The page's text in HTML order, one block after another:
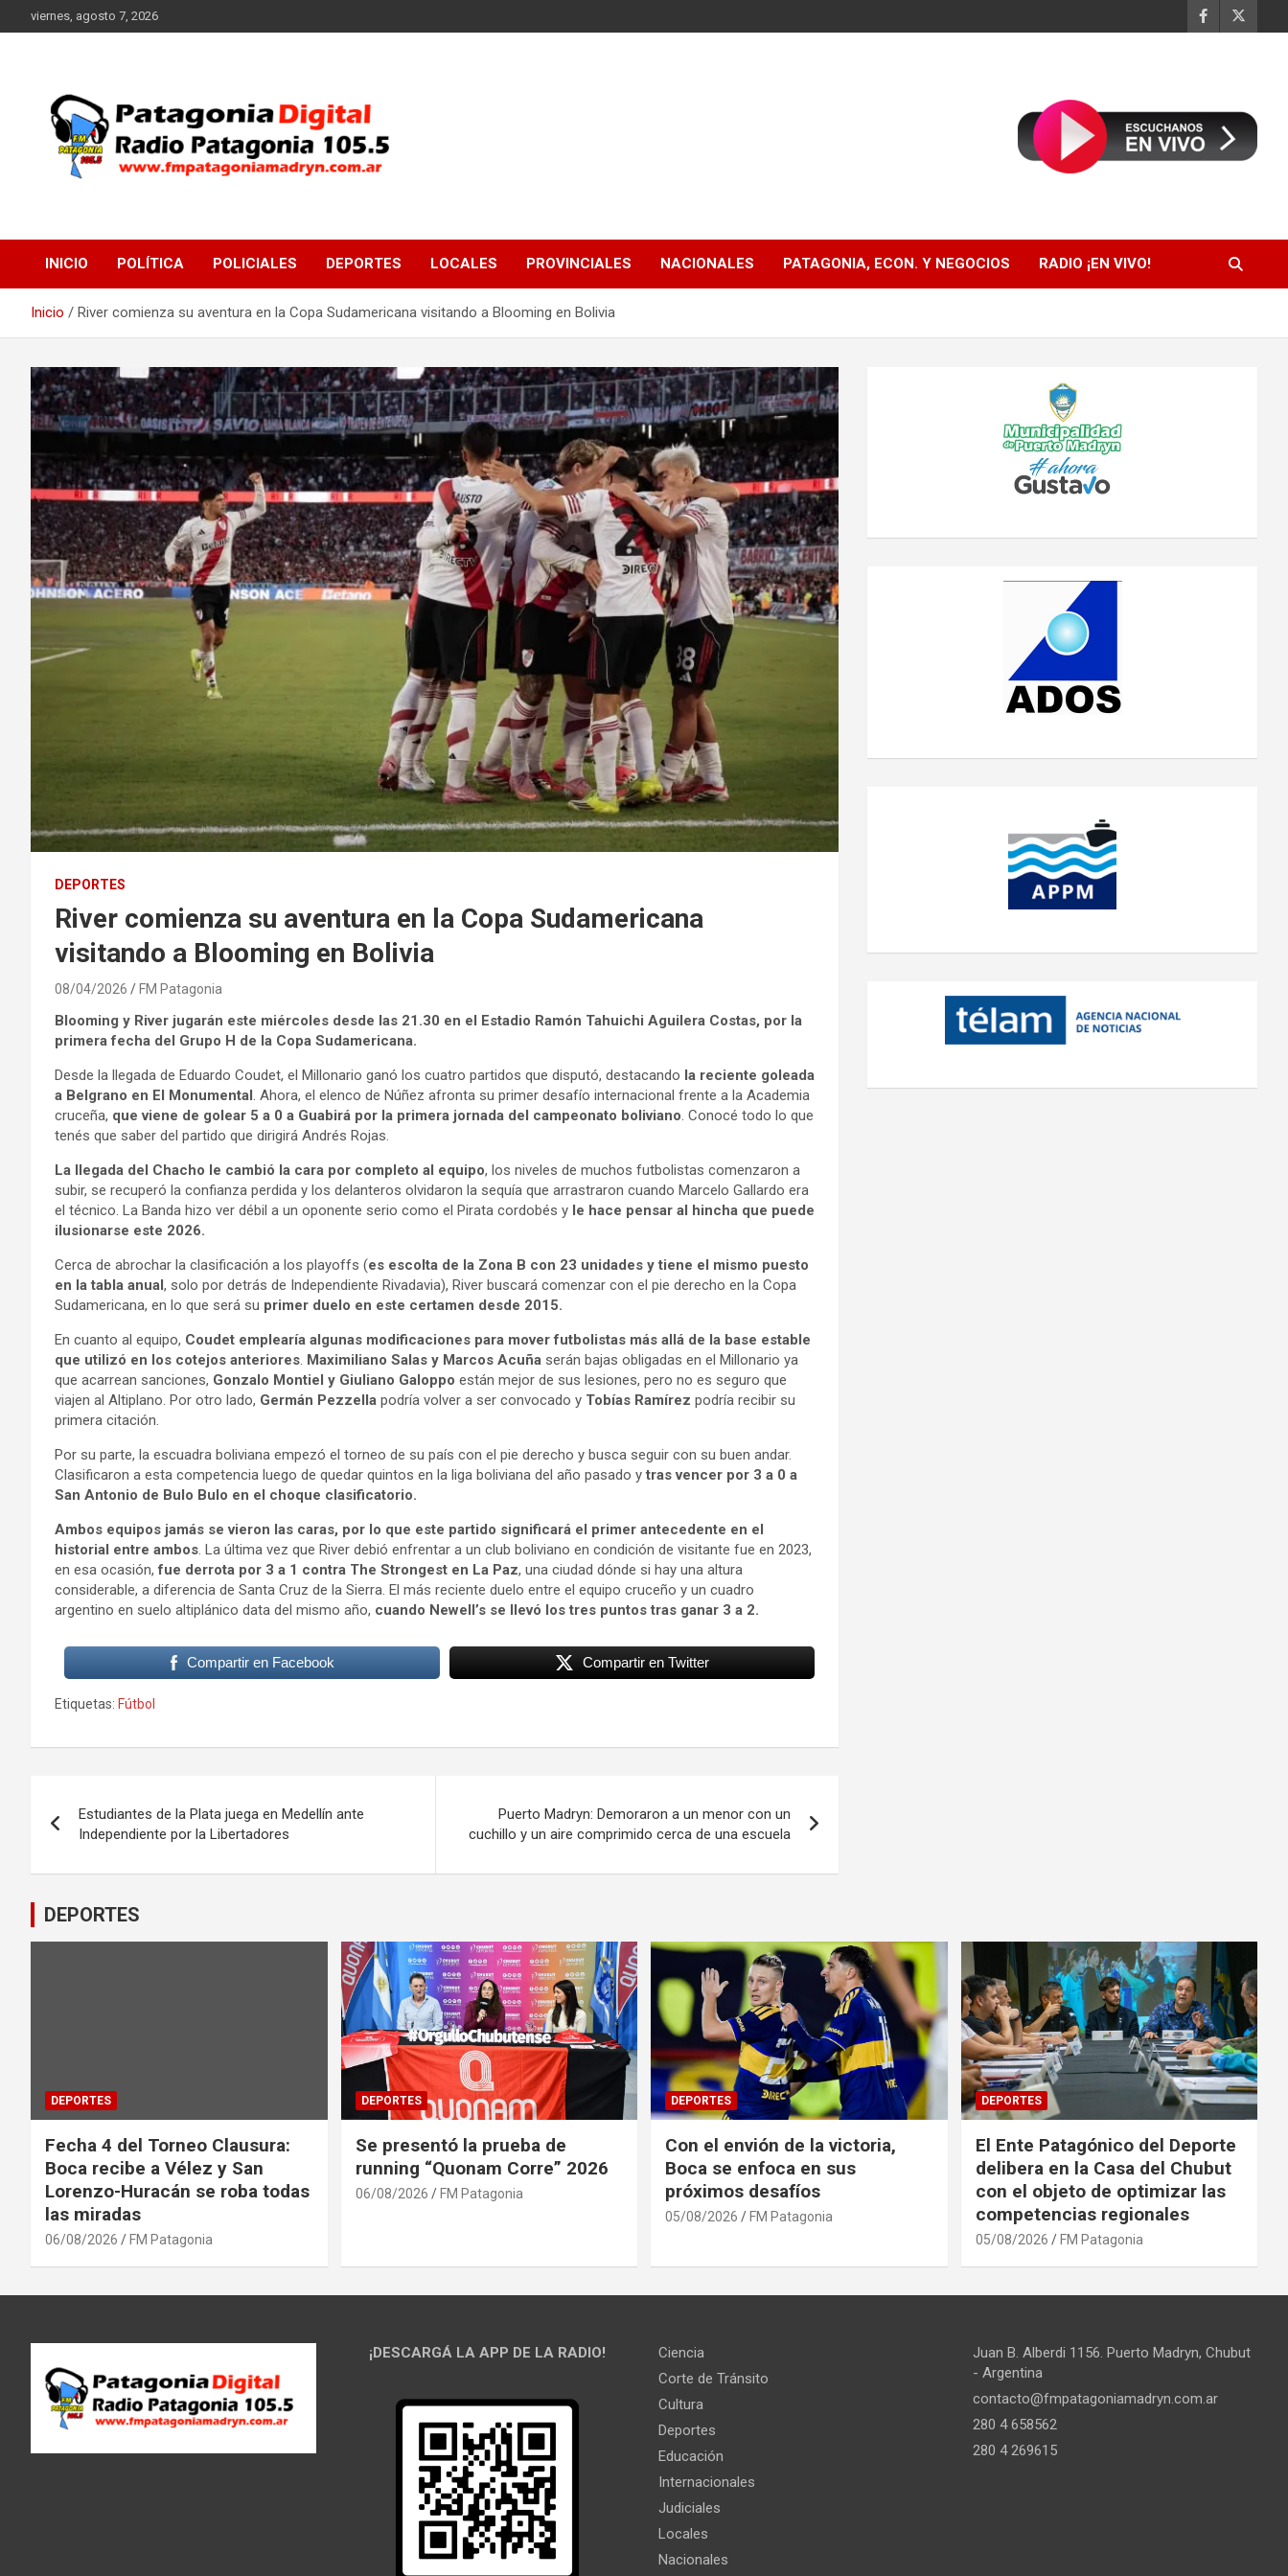
al
viernes, agosto 7, 2026
FM Patagonia Madryn
INICIO POLÍTICA POLICIALES DEPORTES LOCALES PROVINCIALES NACIONALES PATAGONIA, ECON. Y NEGOCIOS RADIO ¡EN VIVO!
Inicio River comienza su aventura en la Copa Sudamericana visitando a Blooming en Bolivia
DEPORTES
River comienza su aventura en la Copa Sudamericana
visitando a Blooming en Bolivia
08/04/2026 FM Patagonia
Blooming y River jugarán este miércoles desde las 21.30 en el Estadio Ramón Tahuichi Aguilera Costas, por la
primera fecha del Grupo H de la Copa Sudamericana.
Desde la llegada de Eduardo Coudet, el Millonario ganó los cuatro partidos que disputó, destacando la reciente goleada
a Belgrano en El Monumental . Ahora, el elenco de Núñez afronta su primer desafío internacional frente a la Academia
cruceña, que viene de golear 5 a 0 a Guabirá por la primera jornada del campeonato boliviano. Conocé todo lo que
tenés que saber del partido que dirigirá Andrés Rojas.
La llegada del Chacho le cambió la cara por completo al equipo, los niveles de muchos futbolistas comenzaron a
subir, se recuperó la confianza perdida y los delanteros olvidaron la sequía que arrastraron cuando Marcelo Gallardo era
el técnico. La Banda hizo ver débil a un oponente serio como el Pirata cordobés y le hace pensar al hincha que puede
ilusionarse este 2026.
Cerca de abrochar la clasificación a los playoffs (es escolta de la Zona B con 23 unidades y tiene el mismo puesto
en la tabla anual , solo por detrás de Independiente Rivadavia), River buscará comenzar con el pie derecho en la Copa
Sudamericana, en lo que será su primer duelo en este certamen desde 2015.
En cuanto al equipo, Coudet emplearía algunas modificaciones para mover futbolistas más allá de la base estable
que utilizó en los cotejos anteriores. Maximiliano Salas y Marcos Acuña serán bajas obligadas en el Millonario ya
que acarrean sanciones, Gonzalo Montiel y Giuliano Galoppo están mejor de sus lesiones, pero no es seguro que
viajen al Altiplano. Por otro lado, Germán Pezzella podría volver a ser convocado y Tobías Ramírez podría recibir su
primera citación.
Por su parte, la escuadra boliviana empezó el torneo de su país con el pie derecho y busca seguir con su buen andar.
Clasificaron a esta competencia luego de quedar quintos en la liga boliviana del año pasado ytras vencer por 3 a 0 a
San Antonio de Bulo Bulo en el choque clasificatorio.
Ambos equipos jamás se vieron las caras, por lo que este partido significará el primer antecedente en el
historial entre ambos. La última vez que River debió enfrentar a un club boliviano en condición de visitante fue en 2023,
en esa ocasión,fue derrota por 3 a 1 contra The Strongest en La Paz, una ciudad dónde si hay una altura
considerable, a diferencia de Santa Cruz de la Sierra. El más reciente duelo entre el equipo cruceño y un cuadro
argentino en suelo altiplánico data del mismo año, cuando Newell’s se llevó los tres puntos tras ganar 3 a 2.
Compartir en Facebook Compartir en Twitter
Etiquetas: Fútbol
de
entradas
Estudiantes de la Plata juega en Medellín ante
Independiente por la Libertadores
Puerto Madryn: Demoraron a un menor con un
cuchillo y un aire comprimido cerca de una escuela
DEPORTES
DEPORTES
Fecha 4 del Torneo Clausura:
Boca recibe a Vélez y San
Lorenzo-Huracán se roba todas
las miradas
06/08/2026 FM Patagonia
DEPORTES
Se presentó la prueba de
running “Quonam Corre” 2026
06/08/2026 FM Patagonia
DEPORTES
Con el envión de la victoria,
Boca se enfoca en sus
próximos desafíos
05/08/2026 FM Patagonia
DEPORTES
El Ente Patagónico del Deporte
delibera en la Casa del Chubut
con el objeto de optimizar las
competencias regionales
05/08/2026 FM Patagonia
¡DESCARGÁ LA APP DE LA RADIO!
Ciencia
Corte de Tránsito
Cultura
Deportes
Educación
Internacionales
Judiciales
Locales
Nacionales
Juan B. Alberdi 1156. Puerto Madryn, Chubut
- Argentina
contacto@fmpatagoniamadryn.com.ar
280 4 658562
280 4 269615